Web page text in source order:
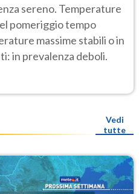
sereno. Temperature
pomeriggio tempo
massime stabili o in
in prevalenza deboli.
Vedi
tutte